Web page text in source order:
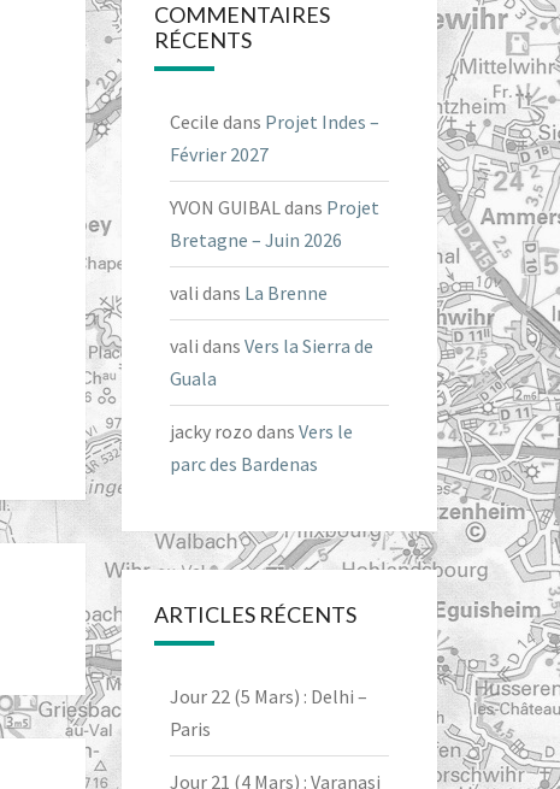
COMMENTAIRES
RÉCENTS
Cecile dans Projet Indes –
Février 2027
YVON GUIBALdans Projet
Bretagne – Juin 2026
vali dans La Brenne
vali dans Vers la Sierra de
Guala
jacky rozo dans Vers le
parc des Bardenas
ARTICLES RÉCENTS
Jour 22 (5 Mars) : Delhi –
Paris
Jour 21 (4 Mars) : Varanasi